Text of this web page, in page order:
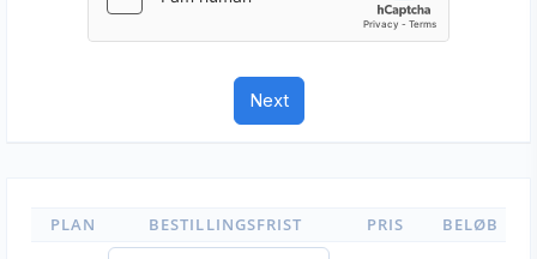
PLAN BESTILLINGSFRIST PRIS BELØB